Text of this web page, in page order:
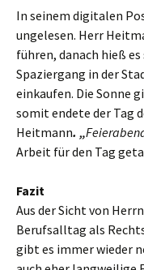
In seinem digitalen
ungelesen. Herr
führen, danach hieß
Spaziergang in der
einkaufen. Die Sonne
somit endete der Tag
Heitmann. „
Arbeit für den Tag
Fazit
Aus der Sicht von
Berufsalltag als
gibt es immer wieder